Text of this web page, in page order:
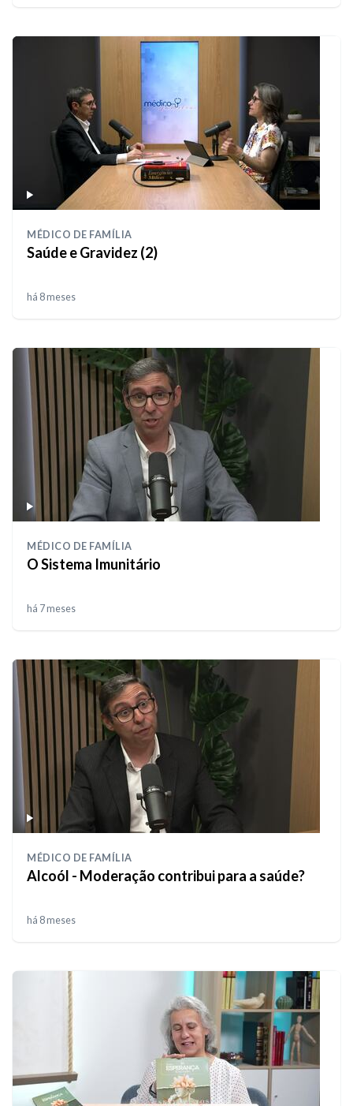
MÉDICO DE FAMÍLIA
Saúde e Gravidez (2)
há 8 meses
MÉDICO DE FAMÍLIA
O Sistema Imunitário
há 7 meses
MÉDICO DE FAMÍLIA
Alcoól - Moderação contribui para a saúde?
há 8 meses